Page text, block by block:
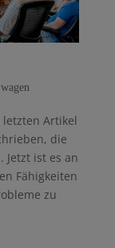
Artikel
die
Jetzt ist es an
Fähigkeiten
zu